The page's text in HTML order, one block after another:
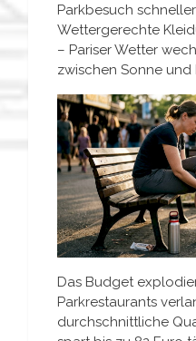
Parkbesuch
Wettergerechte
– Pariser Wetter
zwischen Sonne und
Das Budget
Parkrestaurants
durchschnittliche